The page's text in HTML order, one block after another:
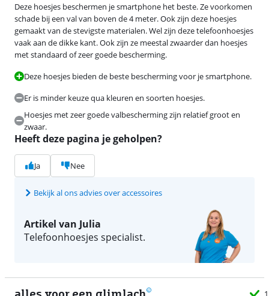
Deze hoesjes beschermen je smartphone het beste. Ze voorkomen
schade bij een val van boven de 4 meter. Ook zijn deze hoesjes
gemaakt van de stevigste materialen. Wel zijn deze telefoonhoesjes
vaak aan de dikke kant. Ook zijn ze meestal zwaarder dan hoesjes
met standaard of zeer goede bescherming.
Deze hoesjes bieden de beste bescherming voor je smartphone.
Er is minder keuze qua kleuren en soorten hoesjes.
Hoesjes met zeer goede valbescherming zijn relatief groot en
zwaar.
Heeft deze pagina je geholpen?
Ja Nee
Bekijk al ons advies over accessoires
Artikel van Julia
Telefoonhoesjes specialist.